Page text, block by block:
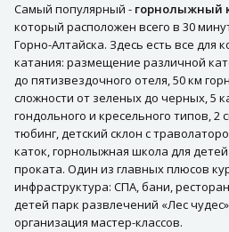
Самый популярный - горнолыжный
который расположен всего в 30
Горно-Алтайска. Здесь есть все для
катания: размещение различной
до пятизвездочного отеля, 50 км
сложности от зеленых до черных, 5
гондольного и кресельного типов, 2
тюбинг, детский склон с
каток, горнолыжная школа для
проката. Один из главных плюсов
инфраструктура: СПА, бани,
детей парк развлечений «Лес
организация мастер-классов.